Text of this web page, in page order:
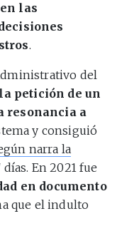
las
.
del
petición de un
resonancia a
y consiguió
narra la
En 2021 fue
en documento
que el indulto